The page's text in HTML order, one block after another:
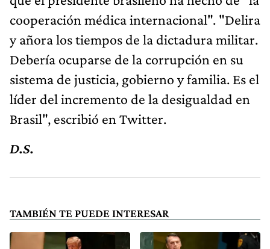
cooperación médica internacional". "Delira
y añora los tiempos de la dictadura militar.
Debería ocuparse de la corrupción en su
sistema de justicia, gobierno y familia. Es el
líder del incremento de la desigualdad en
Brasil", escribió en Twitter.
D.S.
TAMBIÉN TE PUEDE INTERESAR